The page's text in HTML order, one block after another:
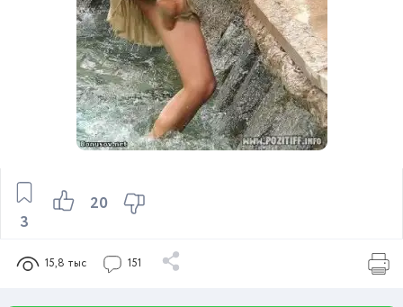
20
3
15,8 тыс 151